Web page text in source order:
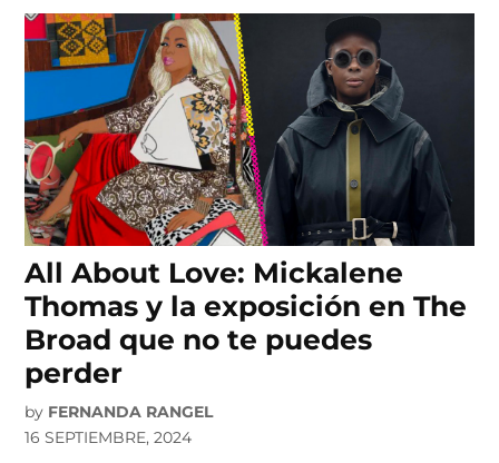
All About Love: Mickalene
Thomas y la exposición en The
Broad que no te puedes
perder
by FERNANDA RANGEL
16 SEPTIEMBRE, 2024